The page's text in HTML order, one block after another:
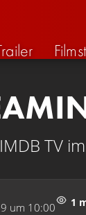
TV
um 10:00 1